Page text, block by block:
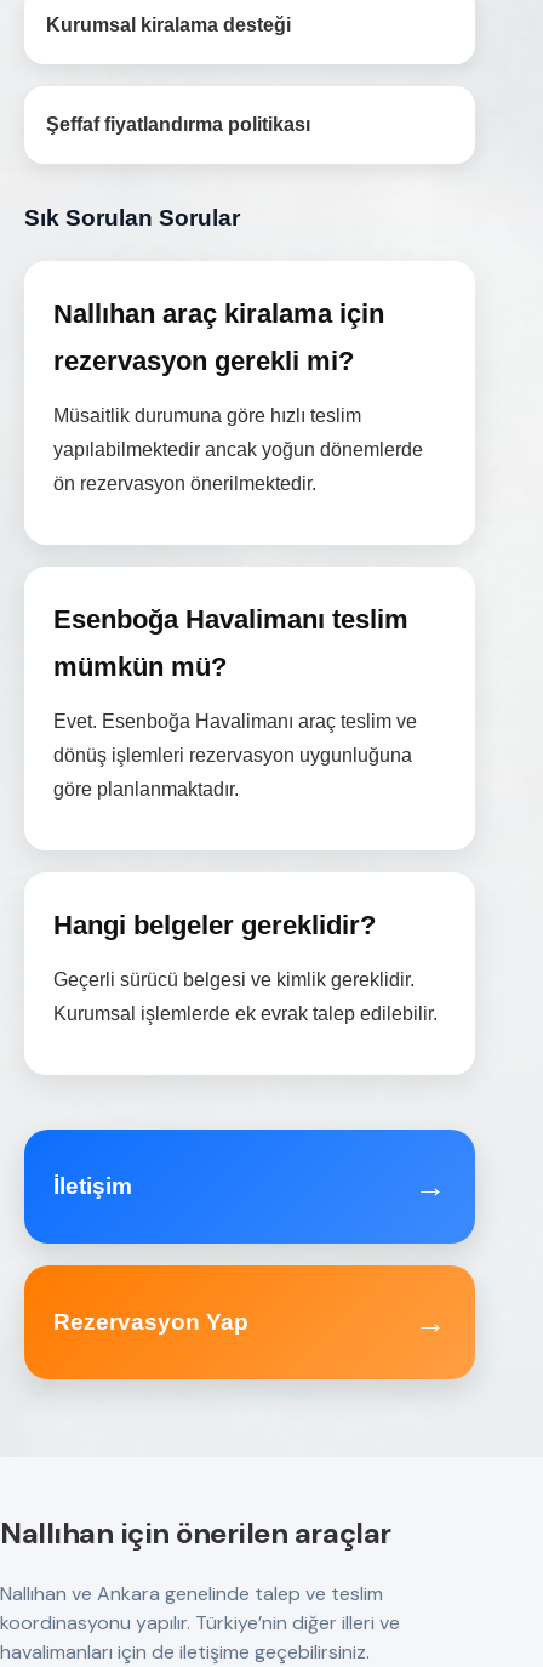
Kurumsal kiralama desteği
Şeffaf fiyatlandırma politikası
Sık Sorulan Sorular
Nallıhan araç kiralama için
rezervasyon gerekli mi?
Müsaitlik durumuna göre hızlı teslim
yapılabilmektedir ancak yoğun dönemlerde
ön rezervasyon önerilmektedir.
Esenboğa Havalimanı teslim
mümkün mü?
Evet. Esenboğa Havalimanı araç teslim ve
dönüş işlemleri rezervasyon uygunluğuna
göre planlanmaktadır.
Hangi belgeler gereklidir?
Geçerli sürücü belgesi ve kimlik gereklidir.
Kurumsal işlemlerde ek evrak talep edilebilir.
İletişim →
Rezervasyon Yap →
Nallıhan için önerilen araçlar
Nallıhan ve Ankara genelinde talep ve teslim
koordinasyonu yapılır. Türkiye’nin diğer illeri ve
havalimanları için de iletişime geçebilirsiniz.